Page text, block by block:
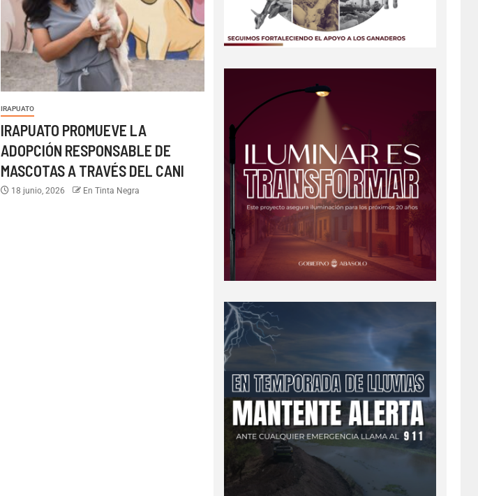
IRAPUATO
IRAPUATO PROMUEVE LA
ADOPCIÓN RESPONSABLE DE
MASCOTAS A TRAVÉS DEL CANI
18 junio, 2026 En Tinta Negra